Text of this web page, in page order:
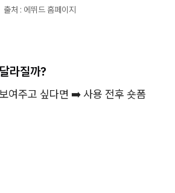
출처 : 에뛰드 홈페이지
라질까?
여주고 싶다면 ➡️ 사용 전후 숏폼